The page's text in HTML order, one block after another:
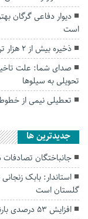
دیوار دفاعی گرگان
است
ذخیره بیش از ۲ هزار تن برنج در گلستان
صدای شما: علت تاخیر
تحویلی به سیلوها
تعطیلی نیمی از
جديدترين ها
جانباختگان تصادفات
گلستان است
افزایش ۵۳ درصدی بارندگی‌ها در گلستان